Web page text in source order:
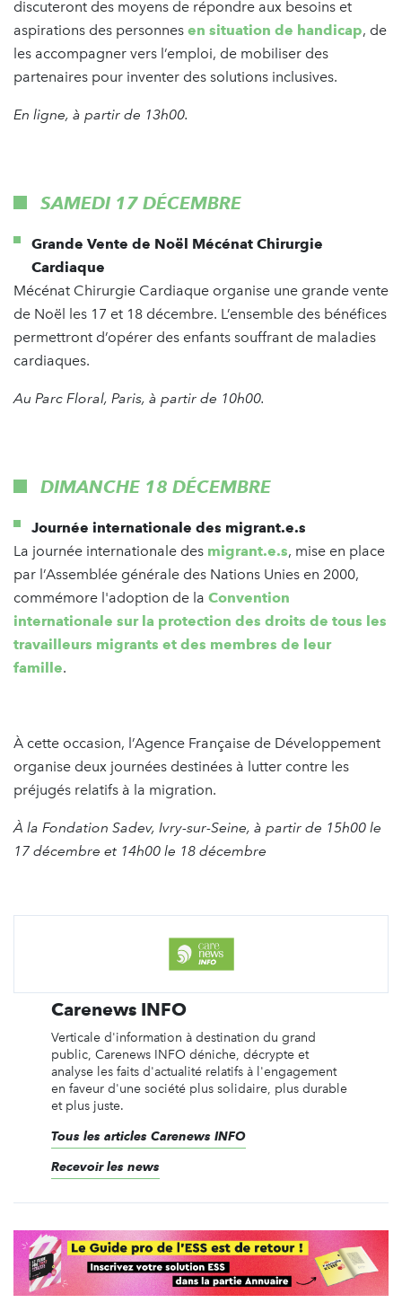
discuteront des moyens de répondre aux besoins et
aspirations des personnes en situation de handicap, de
les accompagner vers l’emploi, de mobiliser des
partenaires pour inventer des solutions inclusives.
En ligne, à partir de 13h00.
SAMEDI 17 DÉCEMBRE
Grande Vente de Noël Mécénat Chirurgie
Cardiaque
Mécénat Chirurgie Cardiaque organise une grande vente
de Noël les 17 et 18 décembre. L’ensemble des bénéfices
permettront d’opérer des enfants souffrant de maladies
cardiaques.
Au Parc Floral, Paris, à partir de 10h00.
DIMANCHE 18 DÉCEMBRE
Journée internationale des migrant.e.s
La journée internationale des migrant.e.s, mise en place
par l’Assemblée générale des Nations Unies en 2000,
commémore l'adoption de la Convention
internationale sur la protection des droits de tous les
travailleurs migrants et des membres de leur
famille.
À cette occasion, l’Agence Française de Développement
organise deux journées destinées à lutter contre les
préjugés relatifs à la migration.
À la Fondation Sadev, Ivry-sur-Seine, à partir de 15h00 le
17 décembre et 14h00 le 18 décembre
Carenews INFO
Verticale d'information à destination du grand
public, Carenews INFO déniche, décrypte et
analyse les faits d'actualité relatifs à l'engagement
en faveur d'une société plus solidaire, plus durable
et plus juste.
Tous les articles Carenews INFO
Recevoir les news